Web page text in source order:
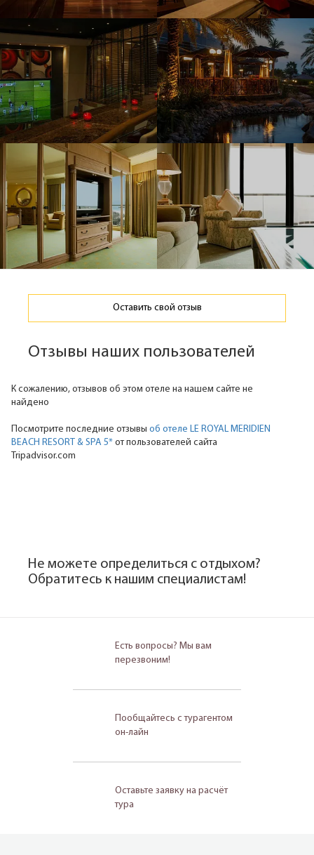
Оставить свой отзыв
Отзывы наших пользователей
К сожалению, отзывов об этом отеле на нашем сайте не
найдено
Посмотрите последние отзывы об отеле LE ROYAL MERIDIEN
BEACH RESORT & SPA 5* от пользователей сайта
Tripadvisor.com
Не можете определиться с отдыхом?
Обратитесь к нашим специалистам!
Есть вопросы? Мы вам
перезвоним!
Пообщайтесь с турагентом
он-лайн
Оставьте заявку на расчёт
тура